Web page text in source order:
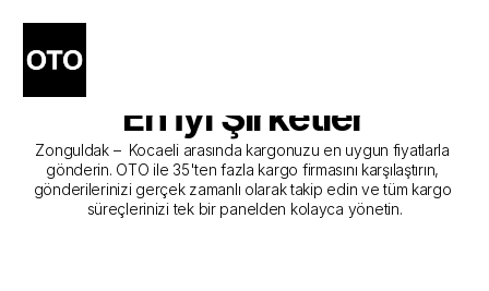
Zonguldak - Kocaeli Kargo
Gönderim Hizmeti Sunan
En İyi Şirketler
Zonguldak –  Kocaeli arasında kargonuzu en uygun fiyatlarla
gönderin. OTO ile 35'ten fazla kargo firmasını karşılaştırın,
gönderilerinizi gerçek zamanlı olarak takip edin ve tüm kargo
süreçlerinizi tek bir panelden kolayca yönetin.